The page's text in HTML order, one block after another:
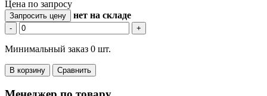
Цена по запросу
Запросить цену нет на складе
- +
Минимальный заказ 0 шт.
В корзину Сравнить